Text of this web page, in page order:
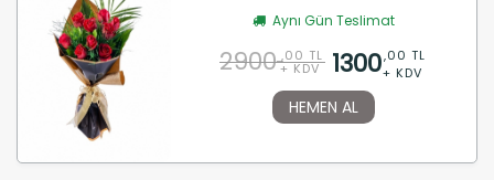
Aynı Gün Teslimat
2900 ,00 TL
+ KDV 1300,00 TL
+ KDV
HEMEN AL